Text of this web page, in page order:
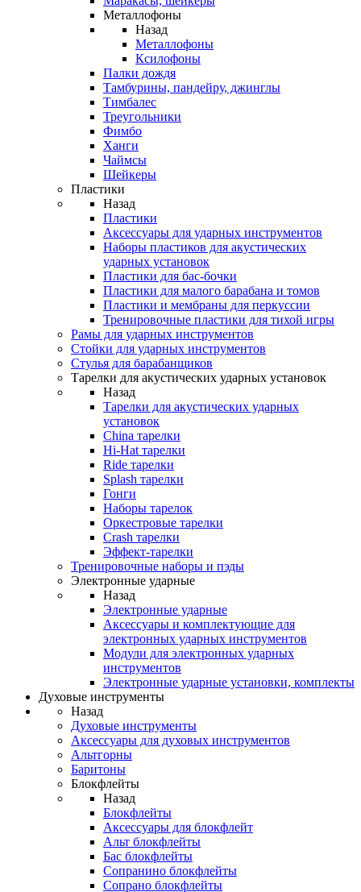
Металлофоны
Назад
Металлофоны
Ксилофоны
Палки дождя
Тамбурины, пандейру, джинглы
Тимбалес
Треугольники
Фимбо
Ханги
Чаймсы
Шейкеры
Пластики
Назад
Пластики
Аксессуары для ударных инструментов
Наборы пластиков для акустических
ударных установок
Пластики для бас-бочки
Пластики для малого барабана и томов
Пластики и мембраны для перкуссии
Тренировочные пластики для тихой игры
Рамы для ударных инструментов
Стойки для ударных инструментов
Стулья для барабанщиков
Тарелки для акустических ударных установок
Назад
Тарелки для акустических ударных
установок
China тарелки
Hi-Hat тарелки
Ride тарелки
Splash тарелки
Гонги
Наборы тарелок
Оркестровые тарелки
Сrash тарелки
Эффект-тарелки
Тренировочные наборы и пэды
Электронные ударные
Назад
Электронные ударные
Аксессуары и комплектующие для
электронных ударных инструментов
Модули для электронных ударных
инструментов
Электронные ударные установки, комплекты
Духовые инструменты
Назад
Духовые инструменты
Аксессуары для духовых инструментов
Альтгорны
Баритоны
Блокфлейты
Назад
Блокфлейты
Аксессуары для блокфлейт
Альт блокфлейты
Бас блокфлейты
Сопранино блокфлейты
Сопрано блокфлейты